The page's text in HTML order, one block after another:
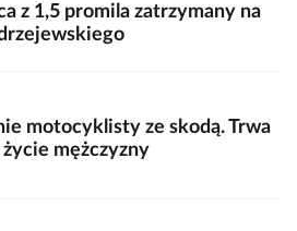
z 1,5 promila zatrzymany na
motocyklisty ze skodą. Trwa
mężczyzny